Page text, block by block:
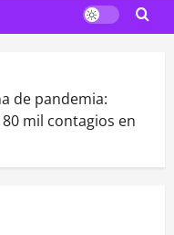
de pandemia:
mil contagios en